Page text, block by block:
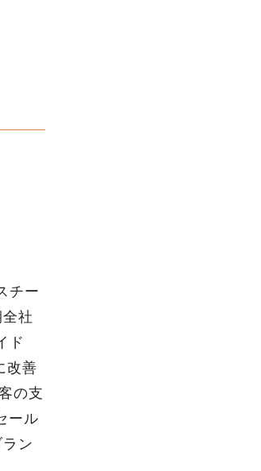
チー
社
ド
改善
の支
ール
ン